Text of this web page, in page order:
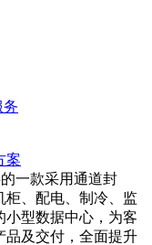
务
案
一款采用通道封
柜、配电、制冷、监
小型数据中心，为客
品及交付，全面提升